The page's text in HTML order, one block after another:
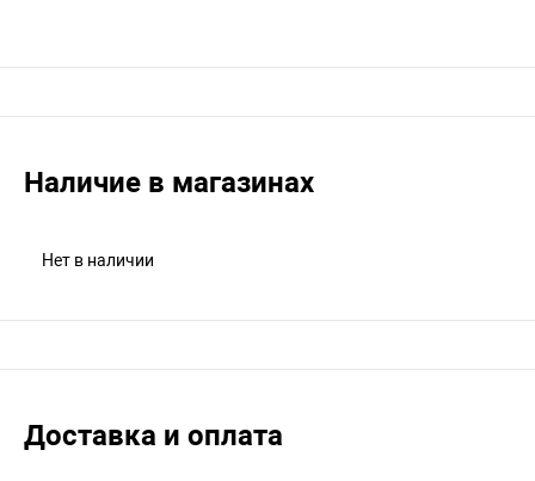
Наличие в магазинах
Нет в наличии
Доставка и оплата